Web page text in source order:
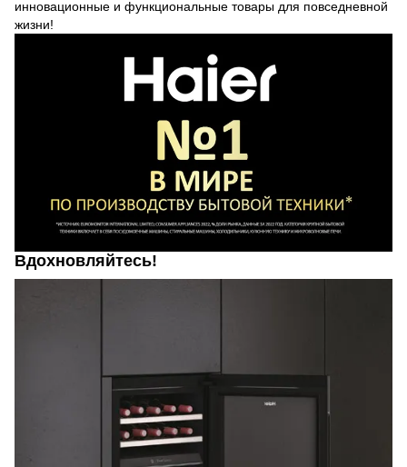
инновационные и функциональные товары для повседневной
жизни!
Вдохновляйтесь!